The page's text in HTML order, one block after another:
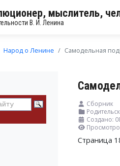
мыслитель,
В. И. Ленина
Народ о Ленине Самодельная
Сборник
Создано:
Страница